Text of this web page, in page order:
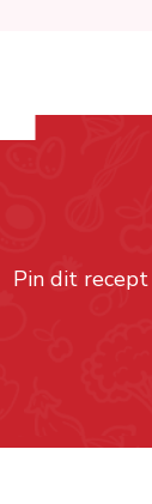
Pin dit